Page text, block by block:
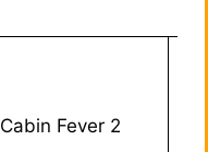
Cabin Fever 2